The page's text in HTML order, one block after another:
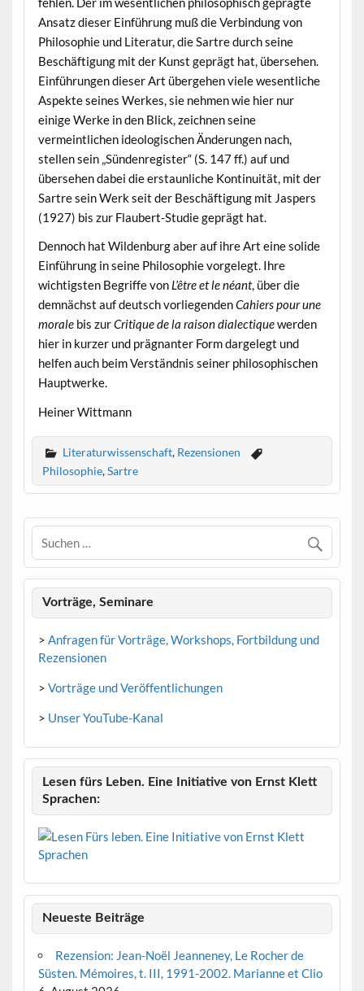
Ansatz dieser Einführung muß die Verbindung von
Philosophie und Literatur, die Sartre durch seine
Beschäftigung mit der Kunst geprägt hat, übersehen.
Einführungen dieser Art übergehen viele wesentliche
Aspekte seines Werkes, sie nehmen wie hier nur
einige Werke in den Blick, zeichnen seine
vermeintlichen ideologischen Änderungen nach,
stellen sein „Sündenregister“ (S. 147 ff.) auf und
übersehen dabei die erstaunliche Kontinuität, mit der
Sartre sein Werk seit der Beschäftigung mit Jaspers
(1927) bis zur Flaubert-Studie geprägt hat.
Dennoch hat Wildenburg aber auf ihre Art eine solide
Einführung in seine Philosophie vorgelegt. Ihre
wichtigsten Begriffe von L’être et le néant, über die
demnächst auf deutsch vorliegendenCahiers pour une
moralebis zurCritique de la raison dialectiquewerden
hier in kurzer und prägnanter Form dargelegt und
helfen auch beim Verständnis seiner philosophischen
Hauptwerke.
Heiner Wittmann
Literaturwissenschaft, Rezensionen
Philosophie,Sartre
Vorträge, Seminare
> Anfragen für Vorträge, Workshops, Fortbildung und
Rezensionen
> Vorträge und Veröffentlichungen
> Unser YouTube-Kanal
Lesen fürs Leben. Eine Initiative von Ernst Klett
Sprachen:
Neueste Beiträge
Rezension: Jean-Noël Jeanneney, Le Rocher de
Süsten. Mémoires, t. III, 1991-2002. Marianne et Clio